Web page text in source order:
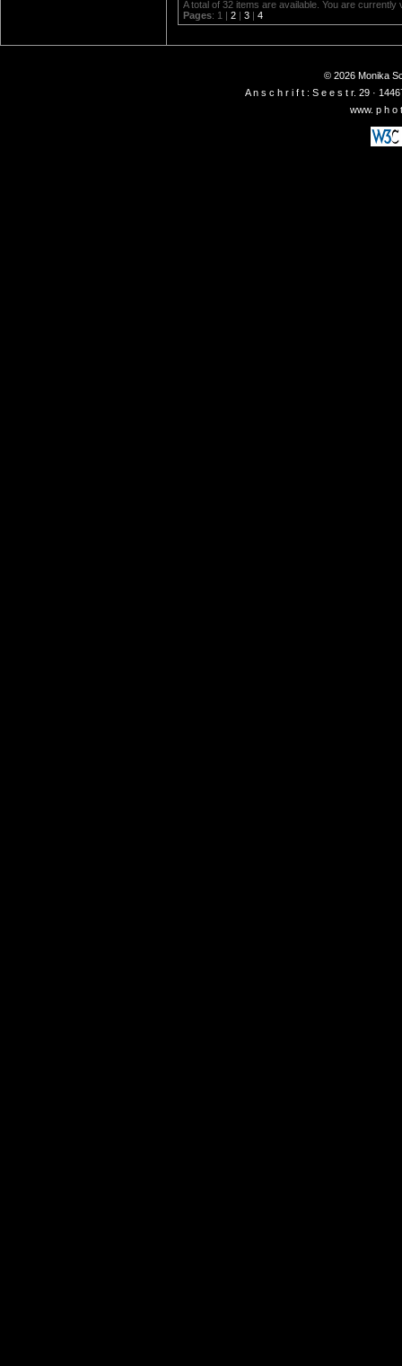
A total of 32 items are available. You are currently
Pages: 1 | 2 | 3 | 4
© 2026 Monika
A n s c h r i f t : S e e s t r. 29 ·
www. p h o